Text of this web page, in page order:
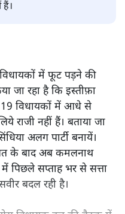
हैं।
विधायकों में फूट पड़ने की
जा रहा है कि इस्तीफ़ा
19 विधायकों में आधे से
राजी नहीं हैं। बताया जा
अलग पार्टी बनायें।
के बाद अब कमलनाथ
पिछले सप्ताह भर से सत्ता
बदल रही है।